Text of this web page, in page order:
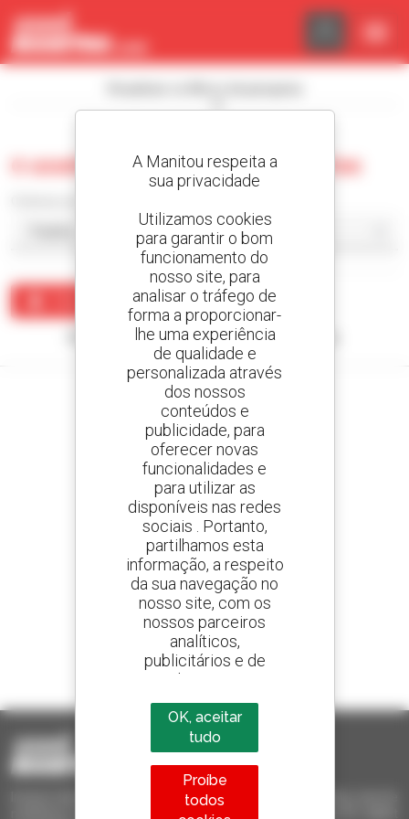
0 usado carregador com lagartas
Criar um alerta
Nenhum resultado corresponde à sua pesquisa.
Crie os seus alertas
e receba anúncios de equipamentos usados
800 concessionários
A Manitou em todo o mundo
1 em cada 4 telescópicos
vendido no mundo é um manitou
Invia le richieste a più concessionari contemporaneamente, ricevi le
notifiche in base agli alert impostati. Tutto questo dal tuo PC, tablet
Painel de Gerenciamento de Cookies
A Manitou respeita a
sua privacidade
Utilizamos cookies
para garantir o bom
funcionamento do
nosso site, para
analisar o tráfego de
forma a proporcionar-
lhe uma experiência
de qualidade e
personalizada através
dos nossos
conteúdos e
publicidade, para
oferecer novas
funcionalidades e
para utilizar as
disponíveis nas redes
sociais . Portanto,
partilhamos esta
informação, a respeito
da sua navegação no
nosso site, com os
nossos parceiros
analíticos,
publicitários e de
redes sociais
OK, aceitar
tudo
Proíbe
todos